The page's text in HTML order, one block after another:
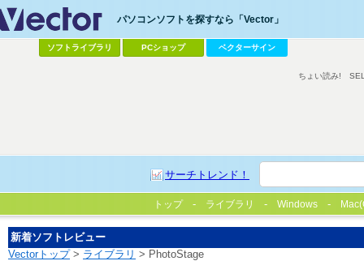
パソコンソフトを探すなら「Vector」
ソフトライブラリ PCショップ ベクターサイン
サーチトレンド！
ちょい読み!
トップ ライブラリ Windows
新着ソフトレビュー
Vectorトップ> ライブラリ > PhotoStage